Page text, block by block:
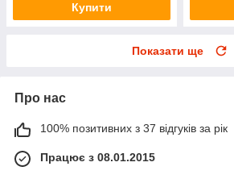
Купити
Показати ще
Про нас
100% позитивних з 37 відгуків за рік
Працює з 08.01.2015